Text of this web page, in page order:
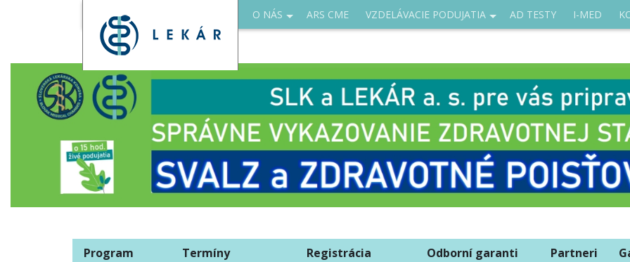
O NÁS ARS CME VZDELÁVACIE PODUJATIA AD TESTY I-MED
Program Termíny Registrácia Odborní garanti Partneri